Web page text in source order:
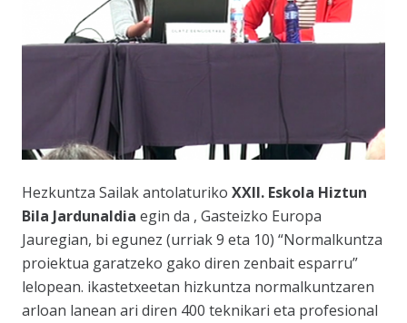
Hezkuntza Sailak antolaturiko XXII. Eskola Hiztun
Bila Jardunaldia egin da , Gasteizko Europa
Jauregian, bi egunez (urriak 9 eta 10) “Normalkuntza
proiektua garatzeko gako diren zenbait esparru”
lelopean. ikastetxeetan hizkuntza normalkuntzaren
arloan lanean ari diren 400 teknikari eta profesional